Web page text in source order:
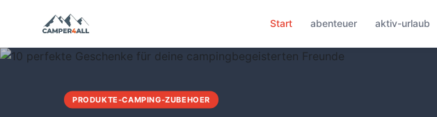
Start abenteuer aktiv-urlaub
PRODUKTE-CAMPING-ZUBEHOER